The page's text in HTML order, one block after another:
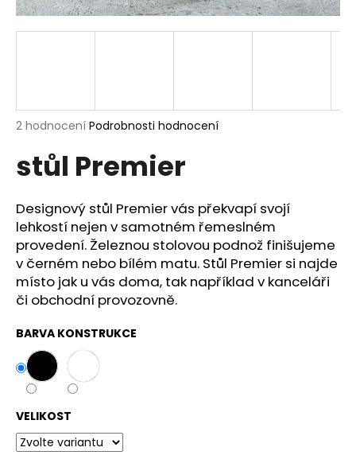
Průměrné
produktu
je
z
5
hvězdiček.
2 hodnocení Podrobnosti hodnocení
stůl Premier
Designový stůl Premier vás překvapí svojí
lehkostí nejen v samotném řemeslném
provedení. Železnou stolovou podnož finišujeme
v černém nebo bílém matu. Stůl Premier si najde
místo jak u vás doma, tak například v kanceláři
či obchodní provozovně.
BARVA KONSTRUKCE
VELIKOST
a
j
?
D
o
p
o
r
u
č
u
e
m
e